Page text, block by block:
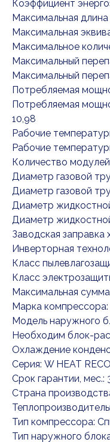
Коэффициент
Максимальная
Максимальная
Максимальное
Максимальный
Максимальный
Потребляемая
Потребляемая
10,98
Рабочие
Рабочие
Количество
Диаметр газовой
Диаметр газовой
Диаметр
Диаметр
Заводская заправка
Инверторная
Класс
Класс
Максимальная
Марка компрессора:
Модель наружного
Необходим блок-
Охлаждение
Серия: W HEAT
Срок гарантии, мес.:
Страна
Тип компрессора:
Тип наружного